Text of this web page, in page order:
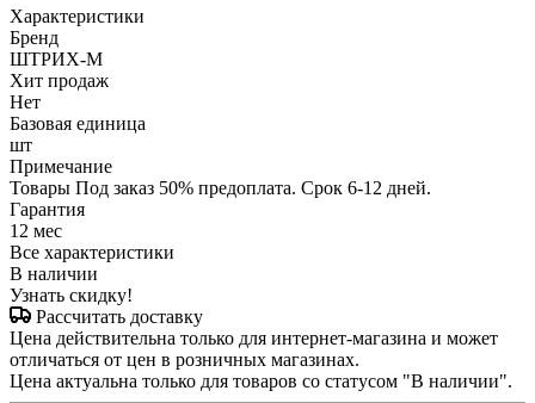
Характеристики
Бренд
ШТРИХ-М
Хит продаж
Нет
Базовая единица
шт
Примечание
Товары Под заказ 50% предоплата. Срок 6-12 дней.
Гарантия
12 мес
Все характеристики
В наличии
Узнать скидку!
Рассчитать доставку
Цена действительна только для интернет-магазина и может
отличаться от цен в розничных магазинах.
Цена актуальна только для товаров со статусом "В наличии".